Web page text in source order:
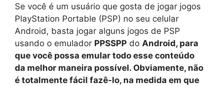
Se você é um usuário que gosta de jogar jogos
PlayStation Portable (PSP) no seu celular
Android, basta jogar alguns jogos de PSP
usando o emulador PPSSPP do Android, para
que você possa emular todo esse conteúdo
da melhor maneira possível. Obviamente, não
é totalmente fácil fazê-lo, na medida em que